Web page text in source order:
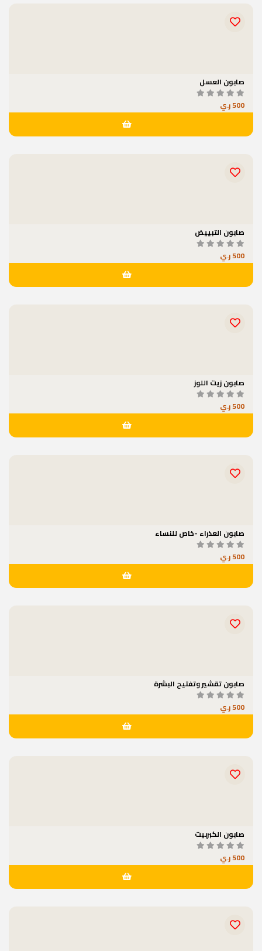
صابون العسل
500 ر.ي
صابون التبييض
500 ر.ي
صابون زيت اللوز
500 ر.ي
صابون العذراء -خاص للنساء
500 ر.ي
صابون تقشير وتفتيح البشرة
500 ر.ي
صابون الكبربيت
500 ر.ي